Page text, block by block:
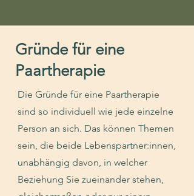
Gründe für eine
Paartherapie
Die Gründe für eine Paartherapie
sind so individuell wie jede einzelne
Person an sich. Das können Themen
sein, die beide Lebenspartner:innen,
unabhängig davon, in welcher
Beziehung Sie zueinander stehen,